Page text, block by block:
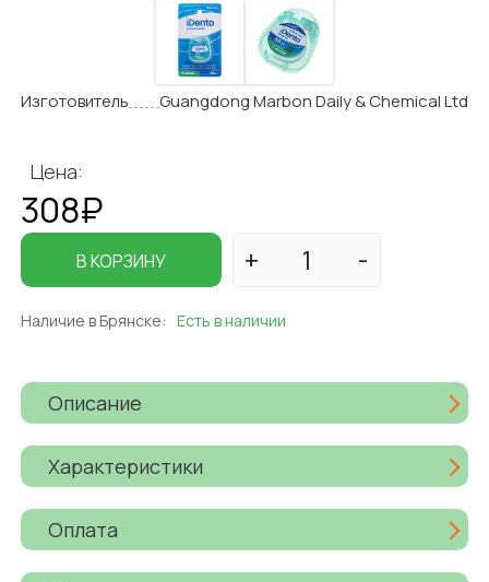
Изготовитель Guangdong Marbon Daily & Chemical Ltd
Цена:
308₽
В КОРЗИНУ
Наличие в Брянске: Есть в наличии
Описание
Характеристики
Оплата